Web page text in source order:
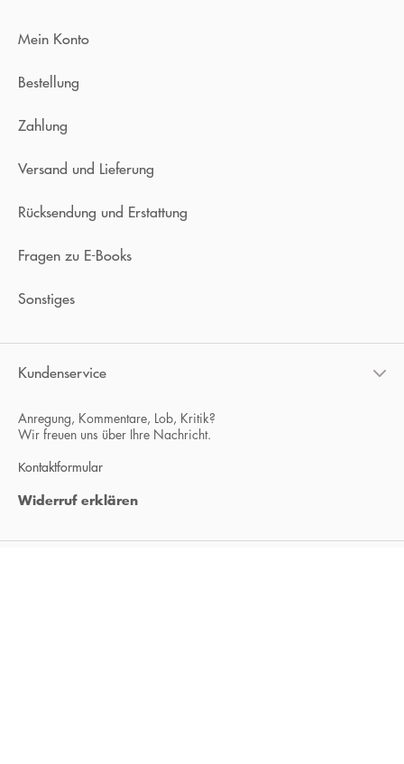
Mein Konto
Bestellung
Zahlung
Versand und Lieferung
Rücksendung und Erstattung
Fragen zu E-Books
Sonstiges
Kundenservice
Anregung, Kommentare, Lob, Kritik?
Wir freuen uns über Ihre Nachricht.
Kontaktformular
Widerruf erklären